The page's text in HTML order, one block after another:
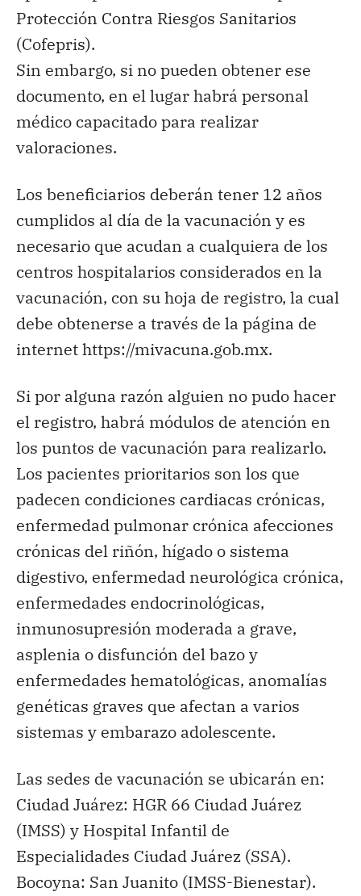
Protección Contra Riesgos Sanitarios
(Cofepris).
Sin embargo, si no pueden obtener ese
documento, en el lugar habrá personal
médico capacitado para realizar
valoraciones.
Los beneficiarios deberán tener 12 años
cumplidos al día de la vacunación y es
necesario que acudan a cualquiera de los
centros hospitalarios considerados en la
vacunación, con su hoja de registro, la cual
debe obtenerse a través de la página de
internet https://mivacuna.gob.mx.
Si por alguna razón alguien no pudo hacer
el registro, habrá módulos de atención en
los puntos de vacunación para realizarlo.
Los pacientes prioritarios son los que
padecen condiciones cardiacas crónicas,
enfermedad pulmonar crónica afecciones
crónicas del riñón, hígado o sistema
digestivo, enfermedad neurológica crónica,
enfermedades endocrinológicas,
inmunosupresión moderada a grave,
asplenia o disfunción del bazo y
enfermedades hematológicas, anomalías
genéticas graves que afectan a varios
sistemas y embarazo adolescente.
Las sedes de vacunación se ubicarán en:
Ciudad Juárez: HGR 66 Ciudad Juárez
(IMSS) y Hospital Infantil de
Especialidades Ciudad Juárez (SSA).
Bocoyna: San Juanito (IMSS-Bienestar).